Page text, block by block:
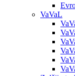
VaVaL